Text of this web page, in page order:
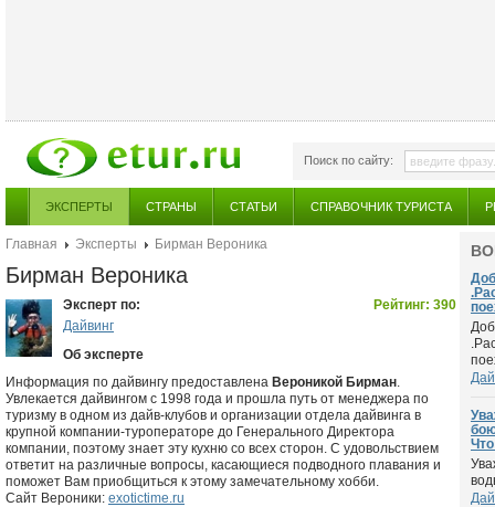
Поиск по сайту:
ЭКСПЕРТЫ СТРАНЫ СТАТЬИ СПРАВОЧНИК ТУРИСТА
Главная Эксперты Бирман Вероника
Бирман Вероника
Рейтинг: 390
Эксперт по:
Дайвинг
Об эксперте
Информация по дайвингу предоставлена Вероникой Бирман.
Увлекается дайвингом с 1998 года и прошла путь от менеджера по
туризму в одном из дайв-клубов и организации отдела дайвинга в
крупной компании-туроператоре до Генерального Директора
компании, поэтому знает эту кухню со всех сторон. С удовольствием
ответит на различные вопросы, касающиеся подводного плавания и
поможет Вам приобщиться к этому замечательному хобби.
Сайт Вероники: exotictime.ru